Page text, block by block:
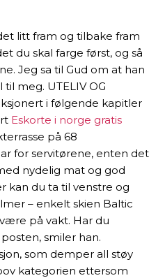
litt fram og tilbake fram
du skal farge først, og så
Jeg sa til Gud om at han
meg. UTELIV OG
i følgende kapitler
Eskorte i norge gratis
på 68
for servitørene, enten det
nydelig mat og god
kan du ta til venstre og
– enkelt skien Baltic
på vakt. Har du
smiler han.
som demper all støy
kategorien ettersom